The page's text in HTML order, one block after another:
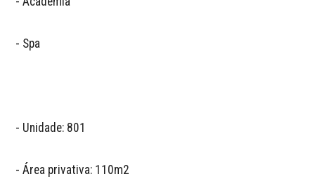
- Spa
- Unidade: 801
- Área privativa: 110m2